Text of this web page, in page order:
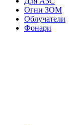
Огни ЗОМ
Облучатели
Фонари